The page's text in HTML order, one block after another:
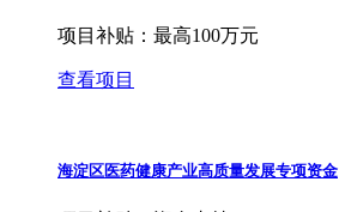
项目补贴： 最高100万元
查看项目
海淀区医药健康产业高质量发展专项资金